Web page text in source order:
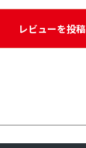
レビューを投稿